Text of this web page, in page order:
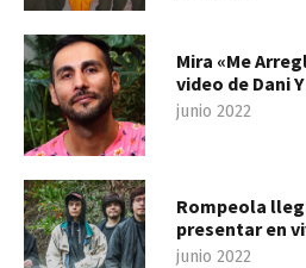
Mira «Me
video de Dani
junio 2022
Rompeola
presentar en
junio 2022